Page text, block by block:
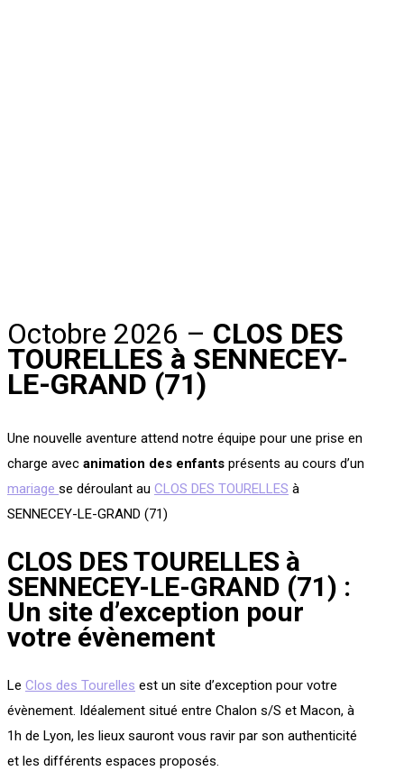
Octobre 2026 – CLOS DES
TOURELLES à SENNECEY-
LE-GRAND (71)
Une nouvelle aventure attend notre équipe pour une prise en
charge avec animation des enfants présents au cours d’un
mariage se déroulant au CLOS DES TOURELLES à
SENNECEY-LE-GRAND (71)
CLOS DES TOURELLES à
SENNECEY-LE-GRAND (71) :
Un site d’exception pour
votre évènement
Le Clos des Tourelles est un site d’exception pour votre
évènement. Idéalement situé entre Chalon s/S et Macon, à
1h de Lyon, les lieux sauront vous ravir par son authenticité
et les différents espaces proposés.